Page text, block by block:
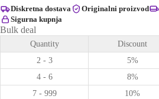
Diskretna dostava Originalni proizvod
Sigurna kupnja
Bulk deal
Quantity Discount
2 - 3
5%
4 - 6
8%
7 - 999
10%